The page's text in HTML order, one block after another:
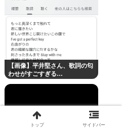
【画像】平井堅さん、歌詞の匂
わせがすごすぎる…
トップ サイドバー